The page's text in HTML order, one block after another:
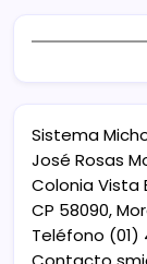
Sistema
José Rosas
Colonia Vista
CP 58090,
Teléfono (01)